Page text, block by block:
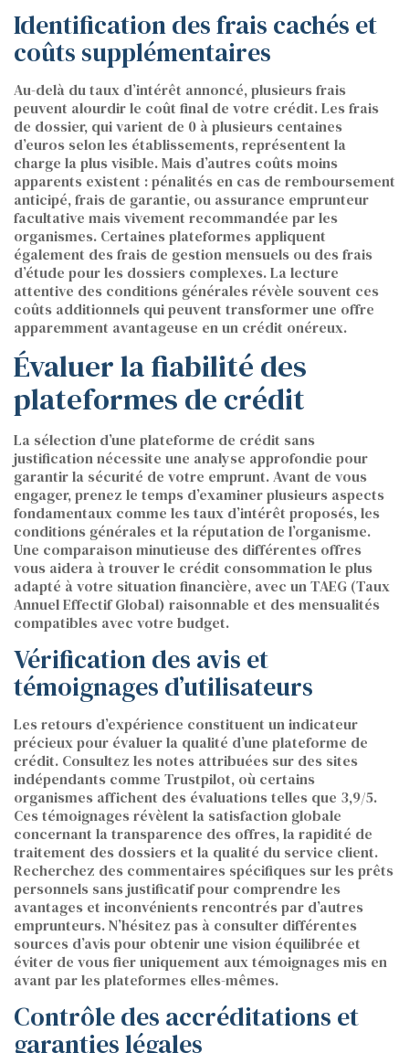
Identification des frais cachés et
coûts supplémentaires
Au-delà du taux d’intérêt annoncé, plusieurs frais
peuvent alourdir le coût final de votre crédit. Les frais
de dossier, qui varient de 0 à plusieurs centaines
d’euros selon les établissements, représentent la
charge la plus visible. Mais d’autres coûts moins
apparents existent : pénalités en cas de remboursement
anticipé, frais de garantie, ou assurance emprunteur
facultative mais vivement recommandée par les
organismes. Certaines plateformes appliquent
également des frais de gestion mensuels ou des frais
d’étude pour les dossiers complexes. La lecture
attentive des conditions générales révèle souvent ces
coûts additionnels qui peuvent transformer une offre
apparemment avantageuse en un crédit onéreux.
Évaluer la fiabilité des
plateformes de crédit
La sélection d’une plateforme de crédit sans
justification nécessite une analyse approfondie pour
garantir la sécurité de votre emprunt. Avant de vous
engager, prenez le temps d’examiner plusieurs aspects
fondamentaux comme les taux d’intérêt proposés, les
conditions générales et la réputation de l’organisme.
Une comparaison minutieuse des différentes offres
vous aidera à trouver le crédit consommation le plus
adapté à votre situation financière, avec un TAEG (Taux
Annuel Effectif Global) raisonnable et des mensualités
compatibles avec votre budget.
Vérification des avis et
témoignages d’utilisateurs
Les retours d’expérience constituent un indicateur
précieux pour évaluer la qualité d’une plateforme de
crédit. Consultez les notes attribuées sur des sites
indépendants comme Trustpilot, où certains
organismes affichent des évaluations telles que 3,9/5.
Ces témoignages révèlent la satisfaction globale
concernant la transparence des offres, la rapidité de
traitement des dossiers et la qualité du service client.
Recherchez des commentaires spécifiques sur les prêts
personnels sans justificatif pour comprendre les
avantages et inconvénients rencontrés par d’autres
emprunteurs. N’hésitez pas à consulter différentes
sources d’avis pour obtenir une vision équilibrée et
éviter de vous fier uniquement aux témoignages mis en
avant par les plateformes elles-mêmes.
Contrôle des accréditations et
garanties légales